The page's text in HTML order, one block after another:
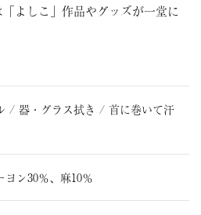
よしこ」作品やグッズが一堂に
/ 器・グラス拭き / 首に巻いて汗
ヨン30％、麻10％